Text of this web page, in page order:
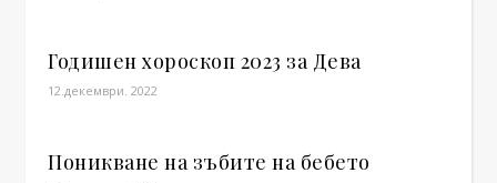
Годишен хороскоп 2023 за Дева
12.декември. 2022
Поникване на зъбите на бебето